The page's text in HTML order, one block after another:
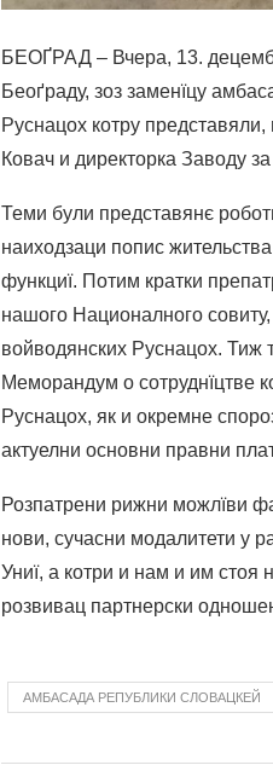
БЕОҐРАД – Вчера, 13.
Беоґраду, зоз заменїцу
Руснацох котру
Ковач и директорка Заводу
Теми були представянє
наиходзаци попис
функциї. Потим кратки
нашого Националного
войводянских Руснацох. Тиж
Меморандум о сотруднїцтве
Руснацох, як и окремне
актуелни основни правни
Розпатрени рижни можлїви
нови, сучасни модалитети у
Униї, а котри и нам и им стоя
розвивац партнерски
АМБАСАДА РЕПУБЛИКИ СЛОВАЦКЕЙ